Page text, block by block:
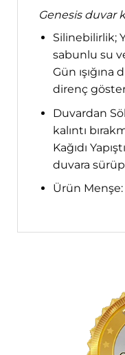
Genesis duvar
Silinebilirlik;
sabunlu su
Gün ışığına
direnç
Duvardan
kalıntı
Kağıdı
duvara sürüp
Ürün